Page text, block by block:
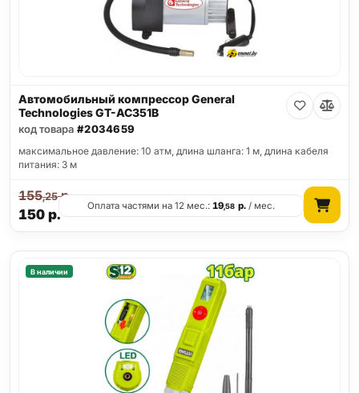
Автомобильный компрессор General
Technologies GT-AC351B
код товара #2034659
максимальное давление: 10 атм, длина шланга: 1 м, длина кабеля
питания: 3 м
150р.
155,25р.
Оплата частями на 12 мес.:19,58 р./ мес.
В наличии